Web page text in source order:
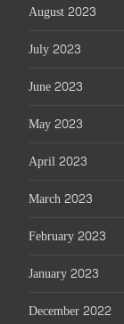
August 2023
July 2023
June 2023
May 2023
April 2023
March 2023
February 2023
January 2023
December 2022